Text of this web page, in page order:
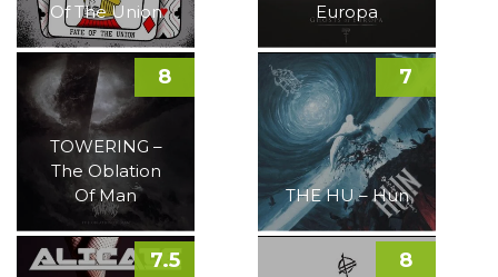
Of The Union
Europa
TOWERING –
The Oblation
Of Man
8
THE HU – Hun
7
7.5 8